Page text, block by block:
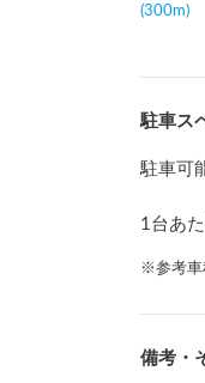
(300m)
駐車ス
駐車可
1台あ
※参考車
備考・